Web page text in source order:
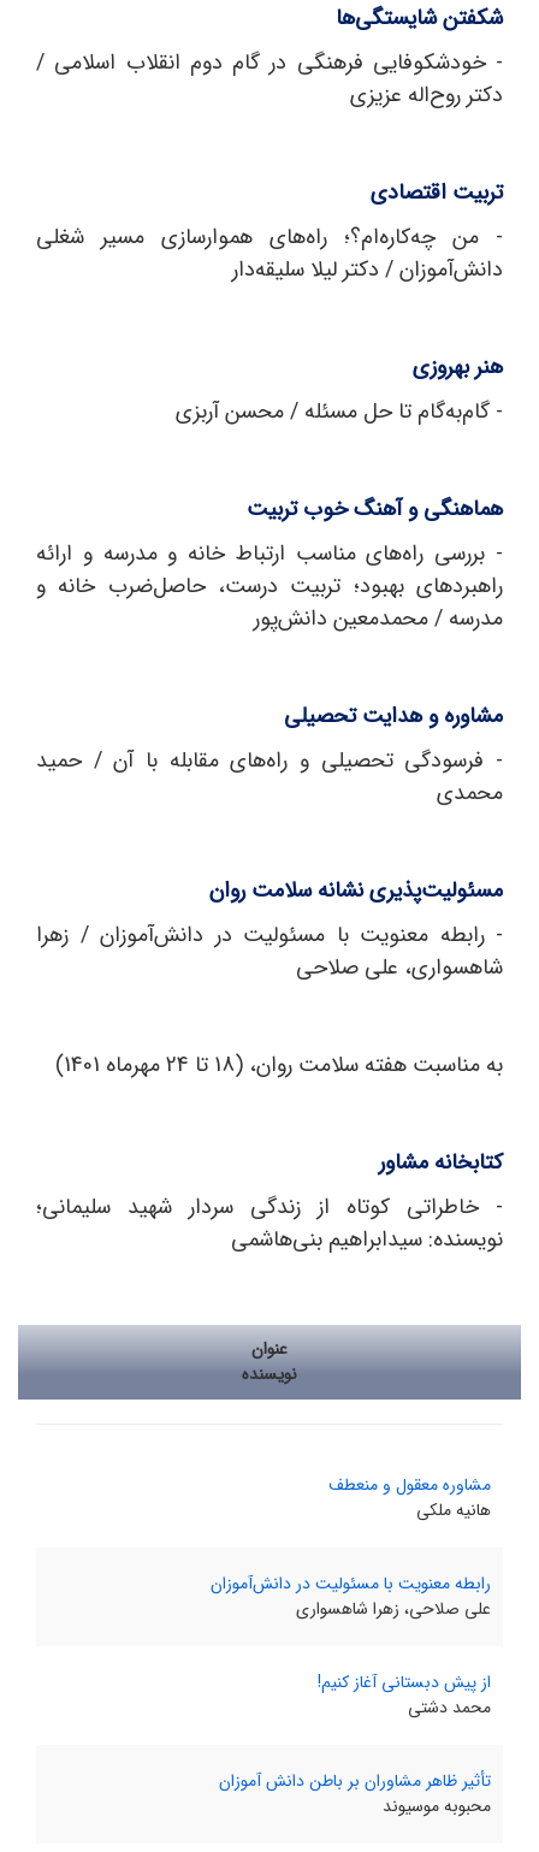
شکفتن شایستگی‌ها
- خودشکوفایی فرهنگی در گام دوم انقلاب اسلامی /
دکتر روح‌اله عزیزی
تربیت اقتصادی
- من چه‌کاره‌ام؟؛ راه‌های هموارسازی مسیر شغلی
دانش‌آموزان / دکتر لیلا سلیقه‌دار
هنر بهروزی
- گام‌به‌گام تا حل مسئله / محسن آربزی
هماهنگی و آهنگ خوب تربیت
- بررسی راه‌های مناسب ارتباط خانه و مدرسه و ارائه
راهبردهای بهبود؛ تربیت درست، حاصل‌ضرب خانه و
مدرسه / محمد‌معین دانش‌پور
مشاوره و هدایت تحصیلی
- فرسودگی تحصیلی و راه‌های مقابله با آن / حمید
محمدی
مسئولیت‌پذیری نشانه سلامت روان
- رابطه معنویت با مسئولیت در دانش‌آموزان / زهرا
شاهسواری، علی صلاحی
به مناسبت هفته سلامت روان، (18 تا 24 مهرماه 1401)
کتابخانه مشاور
- خاطراتی کوتاه از زندگی سردار شهید سلیمانی؛
نویسنده: سیدابراهیم بنی‌هاشمی
عنوان
نویسنده
مشاوره معقول و منعطف
هانیه ملکی
رابطه معنویت با مسئولیت در دانش‌آموزان
علی صلاحی، زهرا شاهسواری
از پیش دبستانی آغاز کنیم!
محمد‌ دشتی
تأثیر ظاهر مشاوران بر باطن دانش آموزان
محبوبه موسیوند